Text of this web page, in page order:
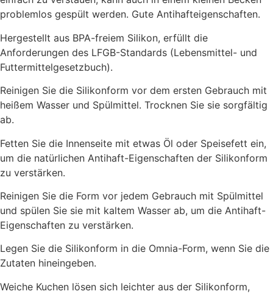
problemlos gespült werden. Gute Antihafteigenschaften.
Hergestellt aus BPA-freiem Silikon, erfüllt die
Anforderungen des LFGB-Standards (Lebensmittel- und
Futtermittelgesetzbuch).
Reinigen Sie die Silikonform vor dem ersten Gebrauch mit
heißem Wasser und Spülmittel. Trocknen Sie sie sorgfältig
ab.
Fetten Sie die Innenseite mit etwas Öl oder Speisefett ein,
um die natürlichen Antihaft-Eigenschaften der Silikonform
zu verstärken.
Reinigen Sie die Form vor jedem Gebrauch mit Spülmittel
und spülen Sie sie mit kaltem Wasser ab, um die Antihaft-
Eigenschaften zu verstärken.
Legen Sie die Silikonform in die Omnia-Form, wenn Sie die
Zutaten hineingeben.
Weiche Kuchen lösen sich leichter aus der Silikonform,